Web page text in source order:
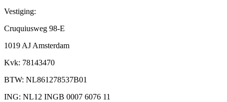
Vestiging:
Cruquiusweg 98-E
1019 AJ Amsterdam
Kvk: 78143470
BTW: NL861278537B01
ING: NL12 INGB 0007 6076 11